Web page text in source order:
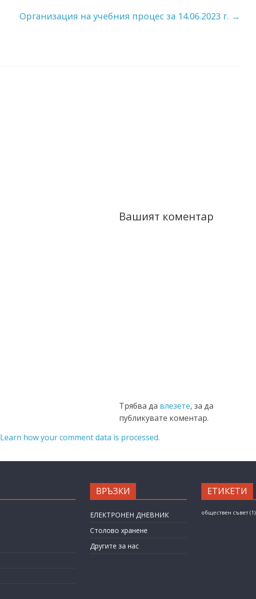
Организация на учебния процес за 14.06.2023 г. →
Вашият коментар
Трябва да влезете, за да
публикувате коментар.
Learn how your comment data is processed.
ВРЪЗКИ
ЕЛЕКТРОНЕН ДНЕВНИК
Столово хранене
Другите за нас
ЕТИКЕТИ
обществен съвет(1)